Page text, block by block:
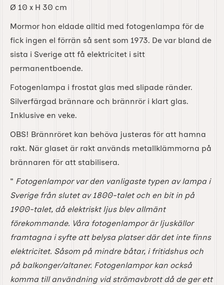
Ø 10 x H 30 cm
Mormor hon eldade alltid med fotogenlampa för de
fick ingen el förrän så sent som 1973. De var bland de
sista i Sverige att få elektricitet i sitt
permanentboende.
Fotogenlampa i frostat glas med slipade ränder.
Silverfärgad brännare och brännrör i klart glas.
Inklusive en veke.
OBS! Brännröret kan behöva justeras för att hamna
rakt. När glaset är rakt används metallklämmorna på
brännaren för att stabilisera.
" Fotogenlampor var den vanligaste typen av lampa i
Sverige från slutet av 1800-talet och en bit in på
1900-talet, då elektriskt ljus blev allmänt
förekommande. Våra fotogenlampor är ljuskällor
framtagna i syfte att belysa platser där det inte finns
elektricitet. Såsom på mindre båtar, i fritidshus och
på balkonger/altaner. Fotogenlampor kan också
komma till användning vid strömavbrott då de ger ett